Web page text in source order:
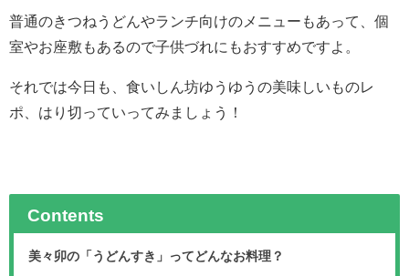
普通のきつねうどんやランチ向けのメニューもあって、個
室やお座敷もあるので子供づれにもおすすめですよ。
それでは今日も、食いしん坊ゆうゆうの美味しいものレ
ポ、はり切っていってみましょう！
Contents
美々卯の「うどんすき」ってどんなお料理？